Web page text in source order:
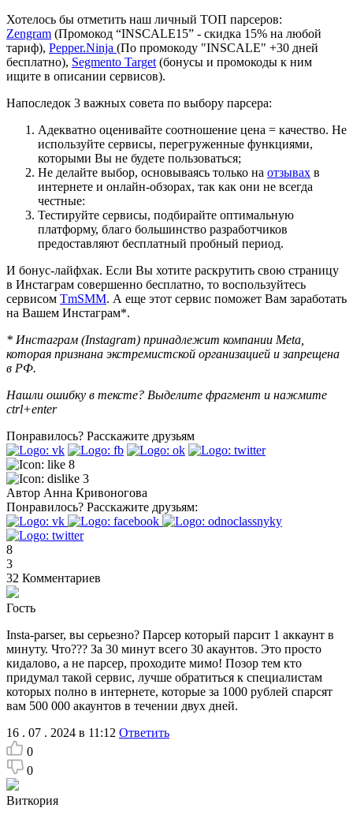
Хотелось бы отметить наш личный ТОП парсеров:
Zengram (Промокод “INSCALE15” - скидка 15% на любой
тариф), Pepper.Ninja (По промокоду "INSCALE" +30 дней
бесплатно), Segmento Target (бонусы и промокоды к ним
ищите в описании сервисов).
Напоследок 3 важных совета по выбору парсера:
Адекватно оценивайте соотношение цена = качество. Не
используйте сервисы, перегруженные функциями,
которыми Вы не будете пользоваться;
Не делайте выбор, основываясь только на отзывах в
интернете и онлайн-обзорах, так как они не всегда
честные:
Тестируйте сервисы, подбирайте оптимальную
платформу, благо большинство разработчиков
предоставляют бесплатный пробный период.
И бонус-лайфхак. Если Вы хотите раскрутить свою страницу
в Инстаграм совершенно бесплатно, то воспользуйтесь
сервисом TmSMM. А еще этот сервис поможет Вам заработать
на Вашем Инстаграм*.
* Инстаграм (Instagram) принадлежит компании Meta,
которая признана экстремистской организацией и запрещена
в РФ.
Нашли ошибку в тексте? Выделите фрагмент и нажмите
ctrl+enter
Понравилось? Расскажите друзьям
8
3
Автор Анна Кривоногова
Понравилось? Расскажите друзьям:
8
3
32 Комментариев
Гость
Insta-parser, вы серьезно? Парсер который парсит 1 аккаунт в
минуту. Что??? За 30 минут всего 30 акаунтов. Это просто
кидалово, а не парсер, проходите мимо! Позор тем кто
придумал такой сервис, лучше обратиться к специалистам
которых полно в интернете, которые за 1000 рублей спарсят
вам 500 000 акаунтов в течении двух дней.
16 . 07 . 2024 в 11:12 Ответить
0
0
Виткория